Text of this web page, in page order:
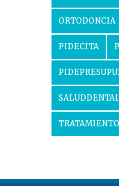
ORTODONCIA
PIDECITA